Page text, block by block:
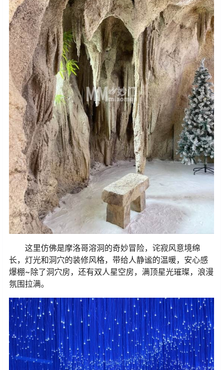
这里仿佛是摩洛哥溶洞的奇妙冒险，诧寂风意境绵
长，灯光和洞穴的装修风格，带给人静谧的温暖，安心感
爆棚~除了洞穴房，还有双人星空房，满顶星光璀璨，浪漫
氛围拉满。